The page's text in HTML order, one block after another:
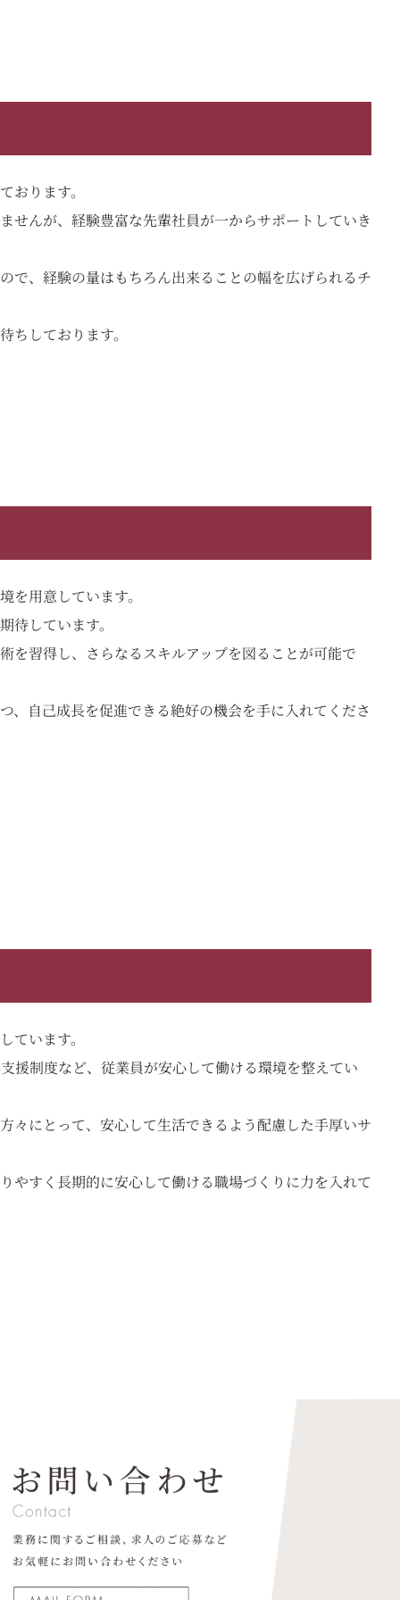
おります。
せんが、経験豊富な先輩社員が一からサポートしていき
で、経験の量はもちろん出来ることの幅を広げられるチ
ちしております。
を用意しています。
待しています。
を習得し、さらなるスキルアップを図ることが可能で
、自己成長を促進できる絶好の機会を手に入れてくださ
ています。
援制度など、従業員が安心して働ける環境を整えてい
々にとって、安心して生活できるよう配慮した手厚いサ
やすく長期的に安心して働ける職場づくりに力を入れて